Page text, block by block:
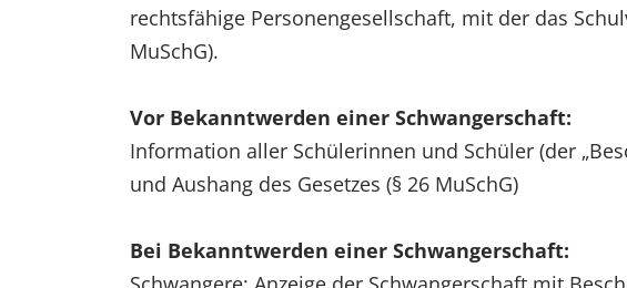
rechtsfähige Personengesellschaft, mit der das
MuSchG).
Vor Bekanntwerden einer Schwangerschaft:
Information aller Schülerinnen und Schüler (der
und Aushang des Gesetzes (§ 26 MuSchG)
Bei Bekanntwerden einer Schwangerschaft: